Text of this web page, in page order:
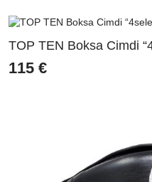
TOP TEN Boksa Cimdi
115 €